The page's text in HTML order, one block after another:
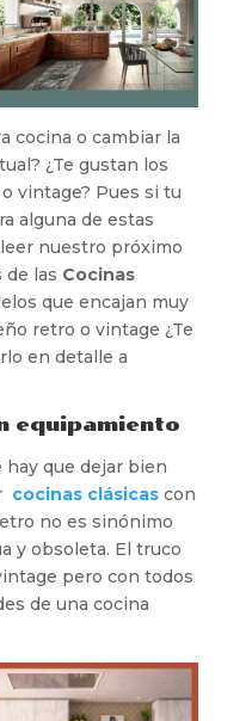
cocina o cambiar la
¿Te gustan los
vintage? Pues si tu
alguna de estas
nuestro próximo
de las Cocinas
que encajan muy
retro o vintage ¿Te
en detalle a
equipamiento
hay que dejar bien
cocinas clásicascon
no es sinónimo
y obsoleta. El truco
pero con todos
de una cocina